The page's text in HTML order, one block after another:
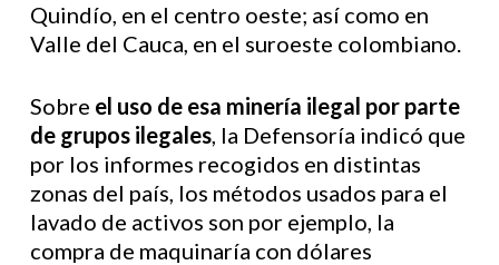
Quindío, en el centro oeste; así como en
Valle del Cauca, en el suroeste colombiano.
Sobre el uso de esa minería ilegal por parte
de grupos ilegales, la Defensoría indicó que
por los informes recogidos en distintas
zonas del país, los métodos usados para el
lavado de activos son por ejemplo, la
compra de maquinaría con dólares